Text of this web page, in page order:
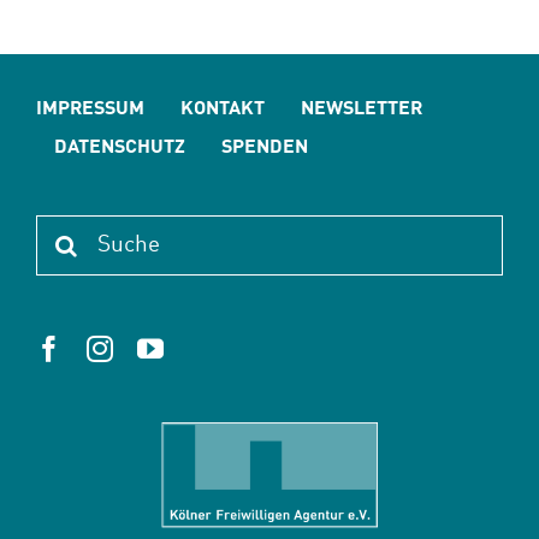
IMPRESSUM KONTAKT
NEWSLETTER
DATENSCHUTZ
SPENDEN
Suche